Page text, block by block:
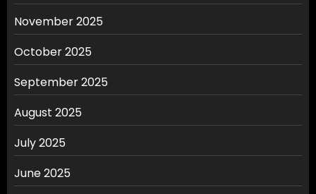
November 2025
October 2025
September 2025
August 2025
July 2025
June 2025